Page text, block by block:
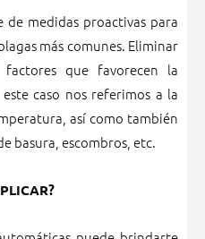
de medidas proactivas para
más comunes. Eliminar
que favorecen la
caso nos referimos a la
así como también
basura, escombros, etc.